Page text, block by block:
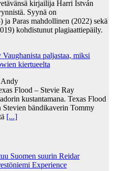
kirjailija Harri István
Syynä on
Paras mahdollinen (2022) sekä
kohdistunut plagiaattiepäily.
paljastaa, miksi
kiertueelta
Andy
Flood – Stevie Ray
kustantamana. Texas Flood
Stevien bändikaverin Tommy
[...]
Suomen suurin Reidar
Experience